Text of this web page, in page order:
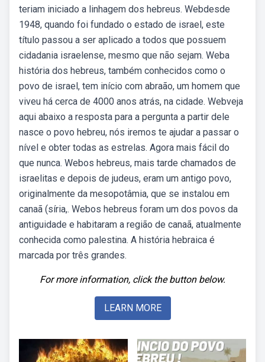
teriam iniciado a linhagem dos hebreus. Webdesde
1948, quando foi fundado o estado de israel, este
título passou a ser aplicado a todos que possuem
cidadania israelense, mesmo que não sejam. Weba
história dos hebreus, também conhecidos como o
povo de israel, tem início com abraão, um homem que
viveu há cerca de 4000 anos atrás, na cidade. Webveja
aqui abaixo a resposta para a pergunta a partir dele
nasce o povo hebreu, nós iremos te ajudar a passar o
nível e obter todas as estrelas. Agora mais fácil do
que nunca. Webos hebreus, mais tarde chamados de
israelitas e depois de judeus, eram um antigo povo,
originalmente da mesopotâmia, que se instalou em
canaã (síria,. Webos hebreus foram um dos povos da
antiguidade e habitaram a região de canaã, atualmente
conhecida como palestina. A história hebraica é
marcada por três grandes.
For more information, click the button below.
LEARN MORE